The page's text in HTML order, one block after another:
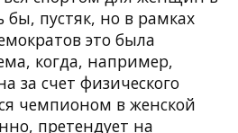
бы, пустяк, но в рамках
это была
когда, например,
за счет физического
чемпионом в женской
претендует на